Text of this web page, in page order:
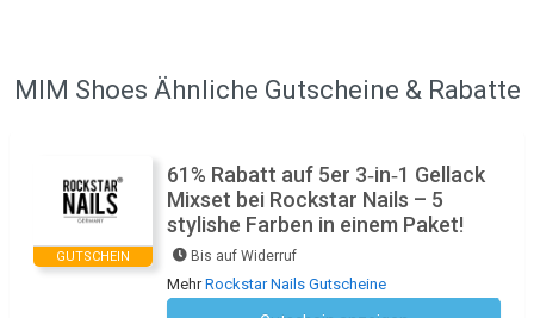
MIM Shoes Ähnliche Gutscheine & Rabatte
GUTSCHEIN
61% Rabatt auf 5er 3‑in‑1 Gellack
Mixset bei Rockstar Nails – 5
stylishe Farben in einem Paket!
Bis auf Widerruf
MehrRockstar Nails Gutscheine